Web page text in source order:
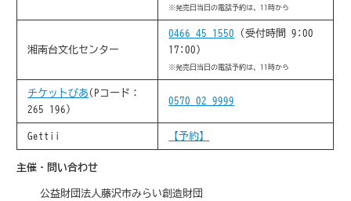
※発売日当日の電話予約は、11時から
湘南台文化センター
0466-45-1550 (受付時間 9:00-
17:00)
※発売日当日の電話予約は、11時から
チケットぴあ(Pコード：
265-196)
0570-02-9999
Gettii 【予約】
主催・問い合わせ
公益財団法人藤沢市みらい創造財団